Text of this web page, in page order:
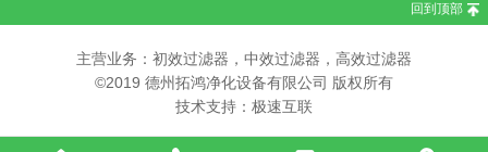
回到顶部
主营业务：初效过滤器，中效过滤器，高效过滤器
©2019 德州拓鸿净化设备有限公司 版权所有
技术支持：极速互联